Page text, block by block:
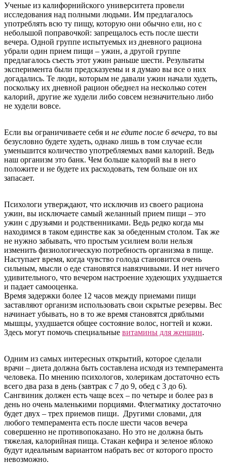
Ученые из калифорнийского университета провели
исследования над полными людьми. Им предлагалось
употреблять всю ту пищу, которую они обычно ели, но с
небольшой поправочкой: запрещалось есть после шести
вечера. Одной группе испытуемых из дневного рациона
убрали один прием пищи – ужин, а другой группе
предлагалось съесть этот ужин раньше шести. Результаты
эксперимента были предсказуемы и я думаю вы все о них
догадались. Те люди, которым не давали ужин начали худеть,
поскольку их дневной рацион обеднел на несколько сотен
калорий, другие же худели либо совсем незначительно либо
не худели вовсе.
Если вы ограничиваете себя и не едите после 6 вечера, то вы
безусловно будете худеть, однако лишь в том случае если
уменьшится количество употребляемых вами калорий. Ведь
наш организм это банк. Чем больше калорий вы в него
положите и не будете их расходовать, тем больше он их
запасает.
Психологи утверждают, что исключив из своего рациона
ужин, вы исключаете самый желанный прием пищи – это
ужин с друзьями и родственниками. Ведь редко когда мы
находимся в таком единстве как за обеденным столом. Так же
не нужно забывать, что простым усилием воли нельзя
изменить физиологическую потребность организма в пище.
Наступает время, когда чувство голода становится очень
сильным, мысли о еде становятся навязчивыми. И нет ничего
удивительного, что вечером настроение худеющих ухудшается
и падает самооценка.
Время задержки более 12 часов между приемами пищи
заставляют организм использовать свои скрытые резервы. Вес
начинает убывать, но в то же время становятся дряблыми
мышцы, ухудшается общее состояние волос, ногтей и кожи.
Здесь могут помочь специальные витамины для женщин.
Одним из самых интересных открытий, которое сделали
врачи – диета должна быть составлена исходя из темперамента
человека. По мнению психологов, холерикам достаточно есть
всего два раза в день (завтрак с 7 до 9, обед с 3 до 6).
Сангвиник должен есть чаще всех – по четыре и более раз в
день но очень маленькими порциями. Флегматику достаточно
будет двух – трех приемов пищи. Другими словами, для
любого темперамента есть после шести часов вечера
совершенно не противопоказано. Но это не должна быть
тяжелая, калорийная пища. Стакан кефира и зеленое яблоко
будут идеальным вариантом набрать вес от которого просто
невозможно.